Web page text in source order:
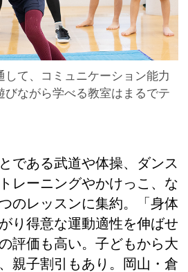
して、コミュニケーション能力
びながら学べる教室はまるでテ
である武道や体操、ダンス
レーニングやかけっこ、な
のレッスンに集約。「身体
り得意な運動適性を伸ばせ
評価も高い。子どもから大
親子割引もあり。岡山・倉